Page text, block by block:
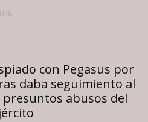
con Pegasus por
daba seguimiento al
presuntos abusos del